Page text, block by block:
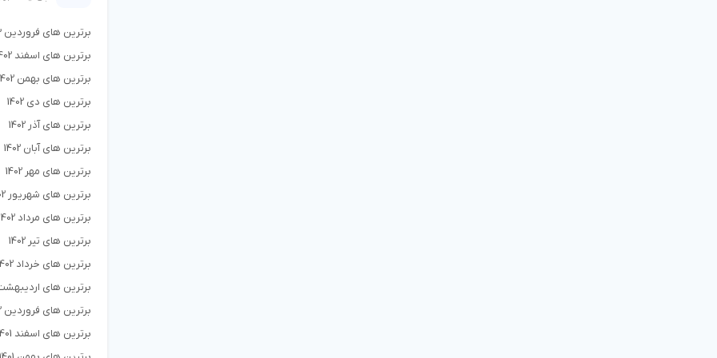
برترین های فروردین 1403
برترین های اسفند 1402
برترین های بهمن 1402
برترین های دی 1402
برترین های آذر 1402
برترین های آبان 1402
برترین های مهر 1402
برترین های شهریور 1402
برترین های مرداد 1402
برترین های تیر 1402
برترین های خرداد 1402
برترین های اردیبهشت
برترین های فروردین 1402
برترین های اسفند 1401